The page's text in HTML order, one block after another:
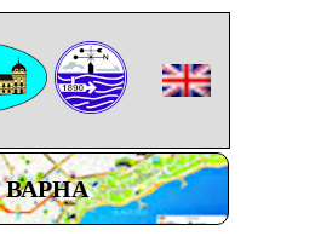
ВАРНА